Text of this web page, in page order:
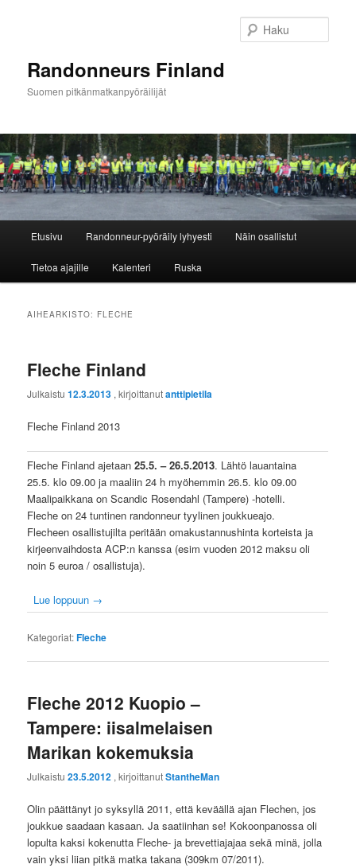
Randonneurs Finland
Suomen pitkänmatkanpyöräilijät
Etusivu Randonneur-pyöräily lyhyesti Näin osallistut
Tietoa ajajille Kalenteri Ruska
AIHEARKISTO: FLECHE
Fleche Finland
Julkaistu12.3.2013 , kirjoittanutanttipietila
Fleche Finland 2013
Fleche Finland ajetaan25.5. – 26.5.2013. Lähtö lauantaina
25.5. klo 09.00 ja maaliin 24 h myöhemmin 26.5. klo 09.00
Maalipaikkana on Scandic Rosendahl (Tampere) -hotelli.
Fleche on 24 tuntinen randonneur tyylinen joukkueajo.
Flecheen osallistujilta peritään omakustannushinta korteista ja
kirjeenvaihdosta ACP:n kanssa (esim vuoden 2012 maksu oli
noin 5 euroa / osallistuja).
Lue loppuun →
Kategoriat:Fleche
Fleche 2012 Kuopio –
Tampere: iisalmelaisen
Marikan kokemuksia
Julkaistu23.5.2012 , kirjoittanutStantheMan
Olin päättänyt jo syksyllä 2011, että keväällä ajan Flechen, jos
joukkue saadaan kasaan. Ja saatiinhan se! Kokoonpanossa oli
lopulta kaksi kokenutta Fleche- ja brevettiajajaa sekä minä, jolla
vain yksi liian pitkä matka takana (309km 07/2011).